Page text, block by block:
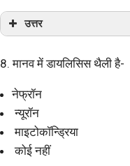
उत्तर
8. मानव में डायलिसिस थैली है-
नेफ्रॉन
न्यूरॉन
माइटोकॉन्ड्रिया
कोई नहीं